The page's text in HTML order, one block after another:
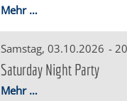
Mehr …
Samstag, 03.10.2026 -
Saturday Night Party
Mehr …